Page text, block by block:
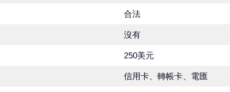
合法
沒有
250美元
信用卡、轉帳卡、電匯